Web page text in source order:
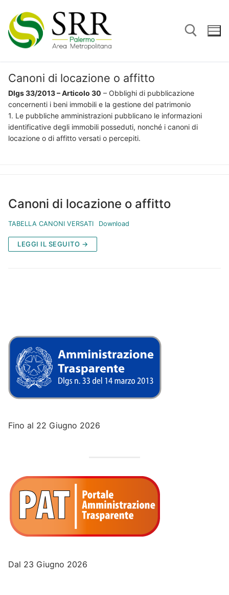
contenuto
Cerca:
Canoni di locazione o affitto
Dlgs 33/2013 – Articolo 30 – Obblighi di pubblicazione
concernenti i beni immobili e la gestione del patrimonio
1. Le pubbliche amministrazioni pubblicano le informazioni
identificative degli immobili posseduti, nonché i canoni di
locazione o di affitto versati o percepiti.
Canoni di locazione o affitto
TABELLA CANONI VERSATI Download
LEGGI IL SEGUITO →
Fino al 22 Giugno 2026
Dal 23 Giugno 2026